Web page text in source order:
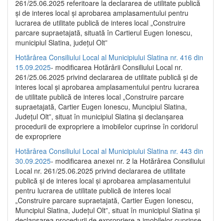
261/25.06.2025 referitoare la declararea de utilitate publică
și de interes local și aprobarea amplasamentului pentru
lucrarea de utilitate publică de interes local „Construire
parcare supraetajată, situată în Cartierul Eugen Ionescu,
municipiul Slatina, județul Olt”
Hotărârea Consiliului Local al Municipiului Slatina nr. 416 din
15.09.2025- modificarea Hotărârii Consiliului Local nr.
261/25.06.2025 privind declararea de utilitate publică și de
interes local și aprobarea amplasamentului pentru lucrarea
de utilitate publică de interes local „Construire parcare
supraetajată, Cartier Eugen Ionescu, Muncipiul Slatina,
Județul Olt”, situat în municipiul Slatina și declanșarea
procedurii de expropriere a imobilelor cuprinse în coridorul
de expropriere
Hotărârea Consiliului Local al Municipiului Slatina nr. 443 din
30.09.2025- modificarea anexei nr. 2 la Hotărârea Consiliului
Local nr. 261/25.06.2025 privind declararea de utilitate
publică şi de interes local şi aprobarea amplasamentului
pentru lucrarea de utilitate publică de interes local
„Construire parcare supraetajată, Cartier Eugen Ionescu,
Muncipiul Slatina, Judeţul Olt”, situat în municipiul Slatina şi